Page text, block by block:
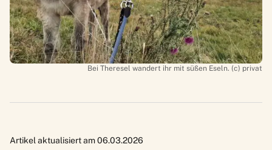
Bei Theresel wandert ihr mit süßen Eseln. (c) privat
Artikel aktualisiert am 06.03.2026